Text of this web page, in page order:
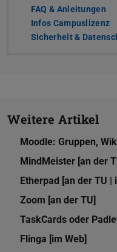
FAQ & Anleitungen
Infos Campuslizenz
Sicherheit &
Weitere Artikel
Moodle: Gruppen,
MindMeister [an der
Etherpad [an der TU |
Zoom [an der TU]
TaskCards oder
Flinga [im Web]